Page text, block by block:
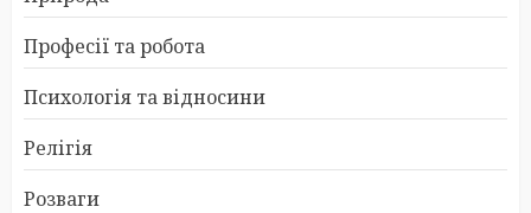
Професії та робота
Психологія та відносини
Релігія
Розваги